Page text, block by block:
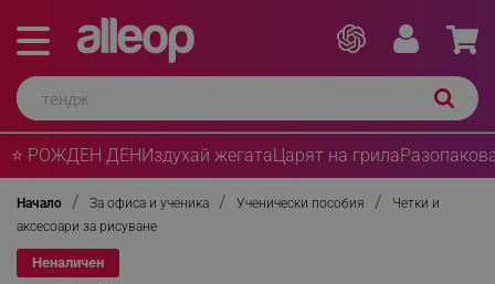
⭐ РОЖДЕН ДЕНИздухай жегатаЦарят на грила
Начало За офиса и ученика Ученически пособия
Четки и
аксесоари за рисуване
Неналичен